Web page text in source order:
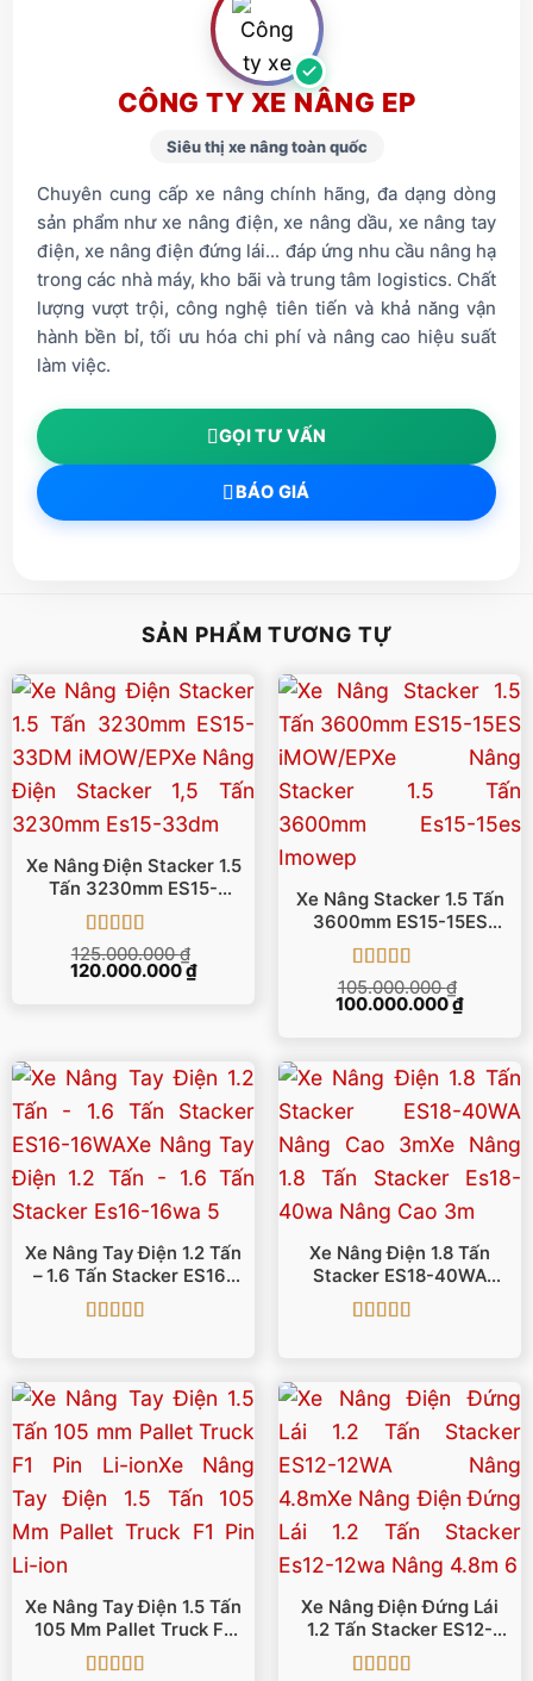
CÔNG TY XE NÂNG EP
Siêu thị xe nâng toàn quốc
Chuyên cung cấp xe nâng chính hãng, đa dạng dòng
sản phẩm như xe nâng điện, xe nâng dầu, xe nâng tay
điện, xe nâng điện đứng lái... đáp ứng nhu cầu nâng hạ
trong các nhà máy, kho bãi và trung tâm logistics. Chất
lượng vượt trội, công nghệ tiên tiến và khả năng vận
hành bền bỉ, tối ưu hóa chi phí và nâng cao hiệu suất
làm việc.
GỌI TƯ VẤN
BÁO GIÁ
SẢN PHẨM TƯƠNG TỰ
Xe Nâng Điện Stacker 1.5
Tấn 3230mm ES15-
33DM IMOW/EP
Được xếp
hạng55 sao
125.000.000₫
Giá
120.000.000₫Giá
hiện
Xe Nâng Stacker 1.5 Tấn
3600mm ES15-15ES
IMOW/EP
Được xếp
hạng55 sao
105.000.000₫
Giá
100.000.000₫Giá
Xe Nâng Tay Điện 1.2 Tấn
– 1.6 Tấn Stacker ES16-
16WA
Xe Nâng Điện 1.8 Tấn
Stacker ES18-40WA
Nâng Cao 3m
Xe Nâng Tay Điện 1.5 Tấn
105 Mm Pallet Truck F1
Pin Li-Ion
Xe Nâng Điện Đứng Lái
1.2 Tấn Stacker ES12-
12WA Nâng 4.8m